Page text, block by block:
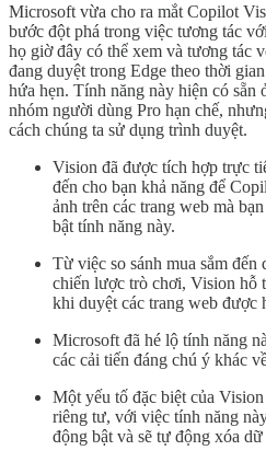
Microsoft vừa cho ra mắt Copilot
bước đột phá trong việc tương tác
họ giờ đây có thể xem và tương tác
đang duyệt trong Edge theo thời
hứa hẹn. Tính năng này hiện có sẵn
nhóm người dùng Pro hạn chế,
cách chúng ta sử dụng trình duyệt.
Vision đã được tích hợp trực
đến cho bạn khả năng để
ảnh trên các trang web mà
bật tính năng này.
Từ việc so sánh mua sắm
chiến lược trò chơi, Vision hỗ
khi duyệt các trang web được
Microsoft đã hé lộ tính năng
các cải tiến đáng chú ý khác
Một yếu tố đặc biệt của
riêng tư, với việc tính năng
động bật và sẽ tự động xóa